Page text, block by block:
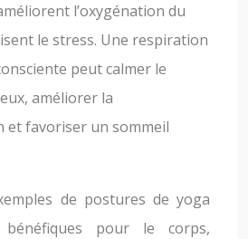
l’oxygénation du
le stress. Une respiration
peut calmer le
améliorer la
et favoriser un sommeil
de postures de yoga
bénéfiques pour le corps,